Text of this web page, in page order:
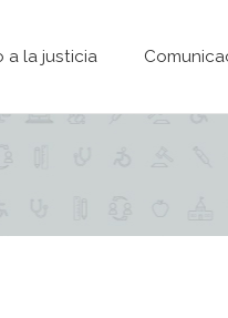
a la justicia